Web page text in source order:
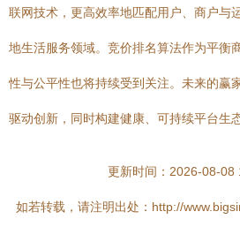
联网技术，更高效率地匹配用户、商户与
地生活服务领域。竞价排名算法作为平衡
性与公平性也将持续受到关注。未来的赢
驱动创新，同时构建健康、可持续平台生
更新时间：2026-08-08
如若转载，请注明出处：http://